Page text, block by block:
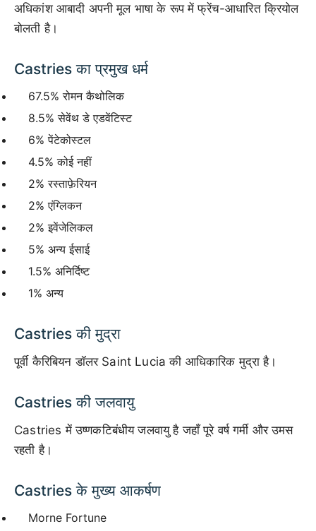
अधिकांश आबादी अपनी मूल भाषा के रूप में फ्रेंच-आधारित क्रियोल
बोलती है।
Castries का प्रमुख धर्म
67.5% रोमन कैथोलिक
8.5% सेवेंथ डे एडवेंटिस्ट
6% पेंटेकोस्टल
4.5% कोई नहीं
2% रस्ताफ़ेरियन
2% एंग्लिकन
2% इवेंजेलिकल
5% अन्य ईसाई
1.5% अनिर्दिष्ट
1% अन्य
Castries की मुद्रा
पूर्वी कैरिबियन डॉलर Saint Lucia की आधिकारिक मुद्रा है।
Castries की जलवायु
Castries में उष्णकटिबंधीय जलवायु है जहाँ पूरे वर्ष गर्मी और उमस
रहती है।
Castries के मुख्य आकर्षण
Morne Fortune